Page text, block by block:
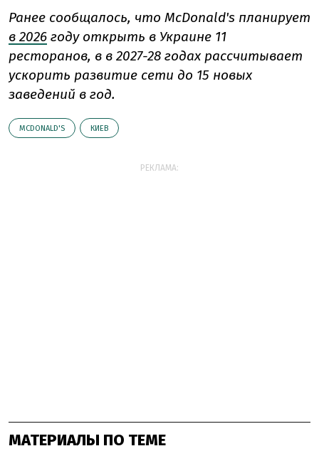
Ранее сообщалось, что McDonald's планирует
в 2026 году открыть в Украине 11
ресторанов, в в 2027-28 годах рассчитывает
ускорить развитие сети до 15 новых
заведений в год.
MCDONALD'S КИЕВ
РЕКЛАМА:
МАТЕРИАЛЫ ПО ТЕМЕ